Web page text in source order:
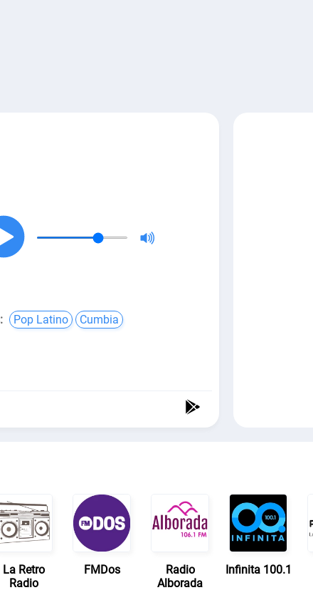
Pop Latino Cumbia
La Retro
Radio
FMDos
Radio
Alborada
Infinita 100.1